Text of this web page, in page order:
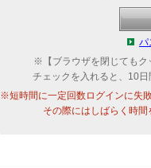
パ
※【ブラウザを閉じてもク
チェックを入れると、10
※短時間に一定回数ログインに失
その際にはしばらく時